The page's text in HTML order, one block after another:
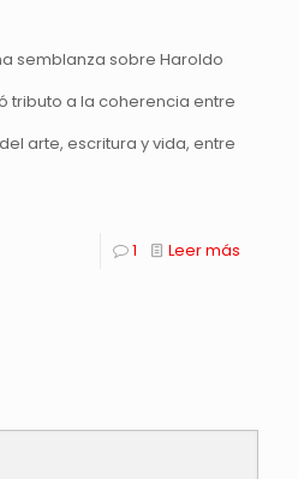
semblanza sobre Haroldo
tributo a la coherencia entre
arte, escritura y vida, entre
1 Leer más